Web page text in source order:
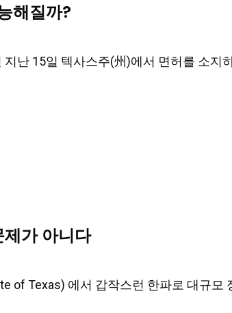
해질까?
지난 15일 텍사스주(州)에서 면허를 소지
가 아니다
of Texas) 에서 갑작스런 한파로 대규모